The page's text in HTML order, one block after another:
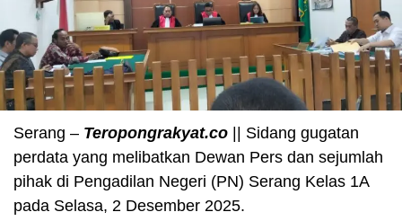
Serang – Teropongrakyat.co || Sidang gugatan
perdata yang melibatkan Dewan Pers dan sejumlah
pihak di Pengadilan Negeri (PN) Serang Kelas 1A
pada Selasa, 2 Desember 2025.